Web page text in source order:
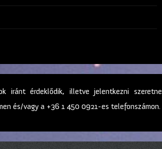
iránt érdeklődik, illetve jelentkezni szeretne
és/vagy a +36 1 450 0921-es telefonszámon.